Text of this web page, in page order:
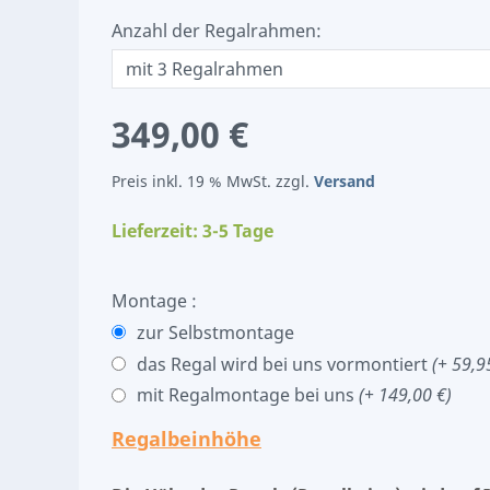
Anzahl der Regalrahmen:
349,00 €
Preis inkl. 19 % MwSt. zzgl. Versand
Lieferzeit: 3-5 Tage
Montage :
zur Selbstmontage
das Regal wird bei uns vormontiert(+
mit Regalmontage bei uns (+ 149,00 €)
Regalbeinhöhe